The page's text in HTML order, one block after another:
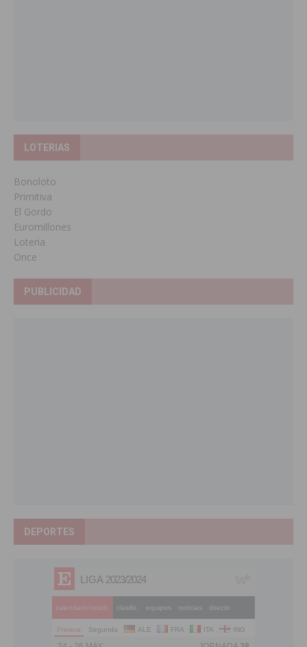
LOTERIAS
Bonoloto
Primitiva
El Gordo
Euromillones
Loteria
Once
PUBLICIDAD
DEPORTES